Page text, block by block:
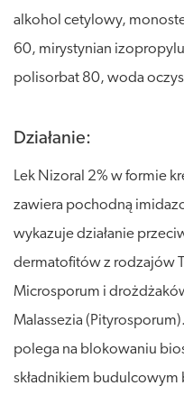
alkohol cetylowy,
60, mirystynian
polisorbat 80, woda
Działanie:
Lek Nizoral 2% w formie
zawiera pochodną
wykazuje działanie
dermatofitów z rodzajów
Microsporum i
Malassezia
polega na blokowaniu
składnikiem